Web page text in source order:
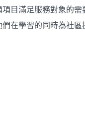
目滿足服務對象的
在學習的同時為社區